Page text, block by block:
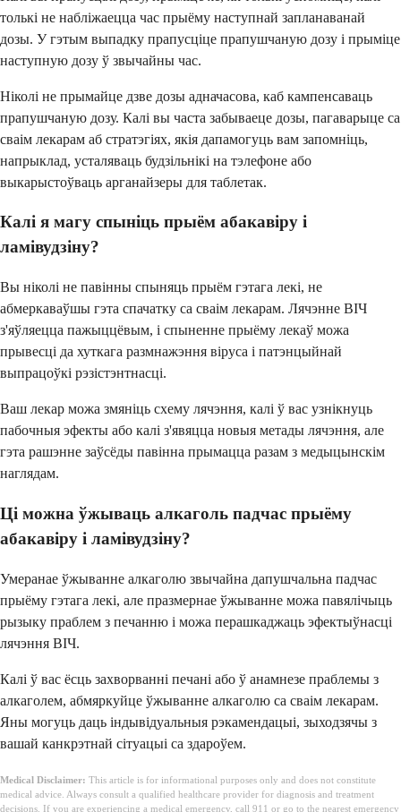
толькі не набліжаецца час прыёму наступнай запланаванай
дозы. У гэтым выпадку прапусціце прапушчаную дозу і прыміце
наступную дозу ў звычайны час.
Ніколі не прымайце дзве дозы адначасова, каб кампенсаваць
прапушчаную дозу. Калі вы часта забываеце дозы, пагаварыце са
сваім лекарам аб стратэгіях, якія дапамогуць вам запомніць,
напрыклад, усталяваць будзільнікі на тэлефоне або
выкарыстоўваць арганайзеры для таблетак.
Калі я магу спыніць прыём абакавіру і
ламівудзіну?
Вы ніколі не павінны спыняць прыём гэтага лекі, не
абмеркаваўшы гэта спачатку са сваім лекарам. Лячэнне ВІЧ
з'яўляецца пажыццёвым, і спыненне прыёму лекаў можа
прывесці да хуткага размнажэння віруса і патэнцыйнай
выпрацоўкі рэзістэнтнасці.
Ваш лекар можа змяніць схему лячэння, калі ў вас узнікнуць
пабочныя эфекты або калі з'явяцца новыя метады лячэння, але
гэта рашэнне заўсёды павінна прымацца разам з медыцынскім
наглядам.
Ці можна ўжываць алкаголь падчас прыёму
абакавіру і ламівудзіну?
Умеранае ўжыванне алкаголю звычайна дапушчальна падчас
прыёму гэтага лекі, але празмернае ўжыванне можа павялічыць
рызыку праблем з печанню і можа перашкаджаць эфектыўнасці
лячэння ВІЧ.
Калі ў вас ёсць захворванні печані або ў анамнезе праблемы з
алкаголем, абмяркуйце ўжыванне алкаголю са сваім лекарам.
Яны могуць даць індывідуальныя рэкамендацыі, зыходзячы з
вашай канкрэтнай сітуацыі са здароўем.
Medical Disclaimer: This article is for informational purposes only and does not constitute
medical advice. Always consult a qualified healthcare provider for diagnosis and treatment
decisions. If you are experiencing a medical emergency, call 911 or go to the nearest emergency